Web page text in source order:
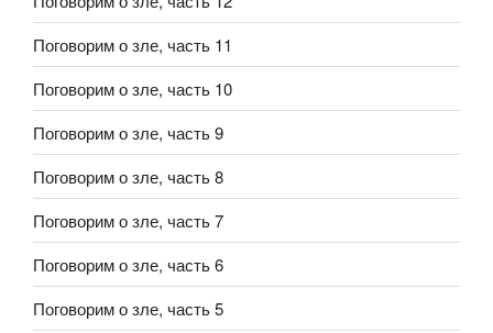
Поговорим о зле, часть 11
Поговорим о зле, часть 10
Поговорим о зле, часть 9
Поговорим о зле, часть 8
Поговорим о зле, часть 7
Поговорим о зле, часть 6
Поговорим о зле, часть 5